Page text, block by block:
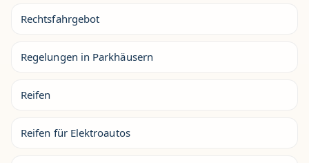
Rechtsfahrgebot
Regelungen in Parkhäusern
Reifen
Reifen für Elektroautos